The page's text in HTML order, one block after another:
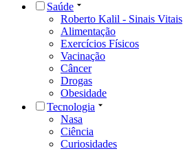
Saúde
Roberto Kalil - Sinais Vitais
Alimentação
Exercícios Físicos
Vacinação
Câncer
Drogas
Obesidade
Tecnologia
Nasa
Ciência
Curiosidades